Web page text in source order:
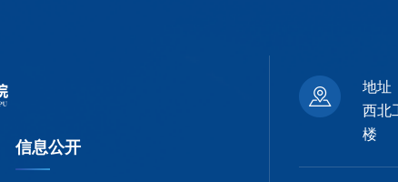
信息公开
地址
西北
楼